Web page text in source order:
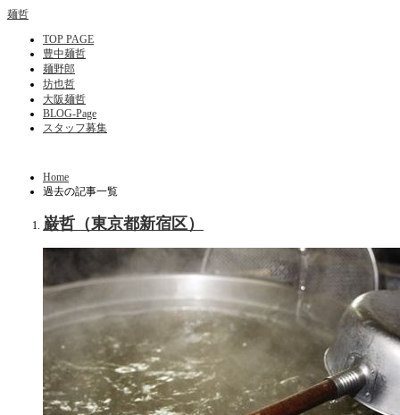
麺哲
TOP PAGE
豊中麺哲
麺野郎
坊也哲
大阪麺哲
BLOG-Page
スタッフ募集
Home
過去の記事一覧
巌哲（東京都新宿区）